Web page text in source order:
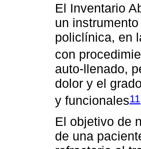
El Inventario
un
policlínica, en
con
auto-llenado,
dolor y el
y funcionales11
El objetivo de
de una